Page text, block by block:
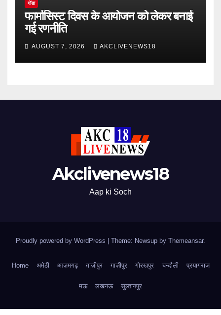
गोंडा
फार्मासिस्ट दिवस के आयोजन को लेकर बनाई
गई रणनीति
AUGUST 7, 2026 AKCLIVENEWS18
Akclivenews18
Aap ki Soch
Proudly powered by WordPress | Theme: Newsup by Themeansar.
Home अमेठी आज़मगढ़ ग़ाज़ीपुर ग़ाज़ीपुर गोरखपुर चन्दौली प्रयागराज
मऊ लखनऊ सुल्तानपुर